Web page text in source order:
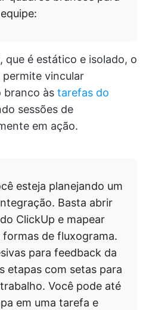
que é estático e isolado, o
vincular
branco às tarefas do
sessões de
em ação.
esteja planejando um
Basta abrir
ClickUp e mapear
de fluxograma.
para feedback da
etapas com setas para
Você pode até
em uma tarefa e